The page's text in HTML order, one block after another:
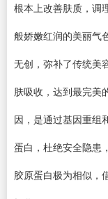
根本上改善肤质，调
般娇嫩红润的美丽气
无创，弥补了传统美
肤吸收，达到最完美
因，是通过基因重组
蛋白，杜绝安全隐患
胶原蛋白极为相似，